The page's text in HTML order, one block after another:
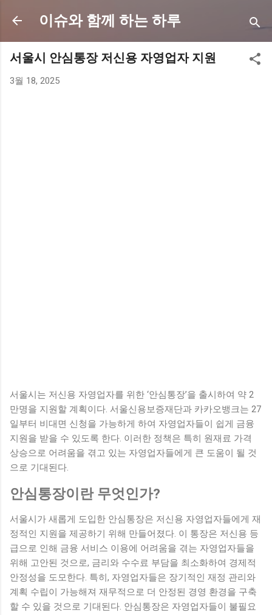
기본 콘텐츠로 건너뛰기
이슈와 함께 하는 하루
서울시 안심통장 저신용 자영업자 지원
3월 18, 2025
서울시는 저신용 자영업자를 위한 ‘안심통장’을 출시하여 약 2
만명을 지원할 계획이다. 서울신용보증재단과 카카오뱅크는 27
일부터 비대면 신청을 가능하게 하여 자영업자들이 쉽게 금융
지원을 받을 수 있도록 한다. 이러한 정책은 특히 원재료 가격
상승으로 어려움을 겪고 있는 자영업자들에게 큰 도움이 될 것
으로 기대된다.
안심통장이란 무엇인가?
서울시가 새롭게 도입한 안심통장은 저신용 자영업자들에게 재
정적인 지원을 제공하기 위해 만들어졌다. 이 통장은 저신용 등
급으로 인해 금융 서비스 이용에 어려움을 겪는 자영업자들을
위해 고안된 것으로, 금리와 수수료 부담을 최소화하여 경제적
안정성을 도모한다. 특히, 자영업자들은 장기적인 재정 관리와
계획 수립이 가능해져 재무적으로 더 안정된 경영 환경을 구축
할 수 있을 것으로 기대된다. 안심통장은 자영업자들이 불필요